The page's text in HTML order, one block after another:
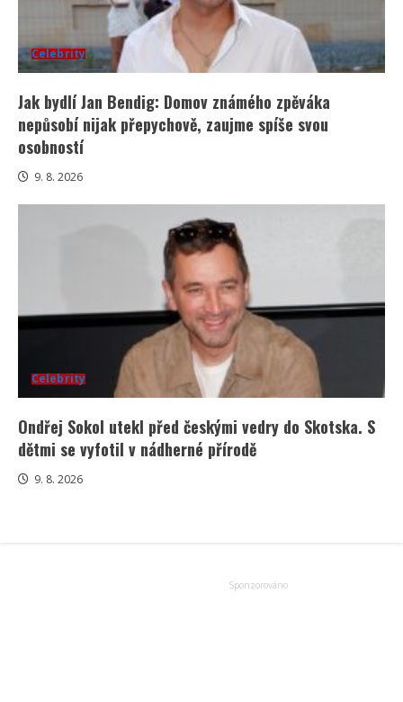
Celebrity
Jak bydlí Jan Bendig: Domov známého zpěváka
nepůsobí nijak přepychově, zaujme spíše svou
osobností
9. 8. 2026
Celebrity
Ondřej Sokol utekl před českými vedry do Skotska. S
dětmi se vyfotil v nádherné přírodě
9. 8. 2026